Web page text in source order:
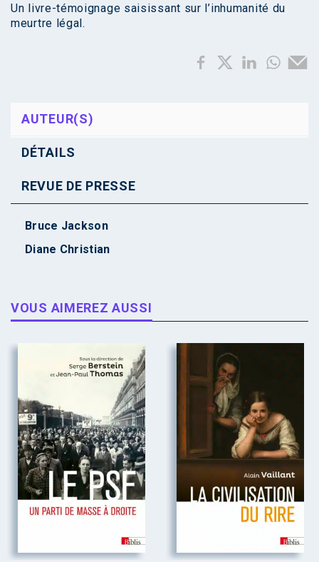
Un livre-témoignage saisissant sur l’inhumanité du
meurtre légal.
AUTEUR(S)
DÉTAILS
REVUE DE PRESSE
Bruce Jackson
Diane Christian
VOUS AIMEREZ AUSSI